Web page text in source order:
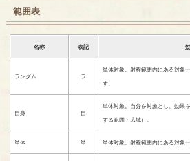
範囲表
名称 表記
ランダム ラ
単体対象。射程範囲内にある対象
す。
自身 自
単体対象。自分を対象とし、効果
する範囲・広域）。
単体 単 単体対象。射程範囲内にある対象